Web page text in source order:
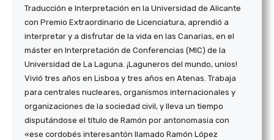
Traducción e Interpretación en la Universidad de Alicante
con Premio Extraordinario de Licenciatura, aprendió a
interpretar y a disfrutar de la vida en las Canarias, en el
máster en Interpretación de Conferencias (MIC) de la
Universidad de La Laguna. ¡Laguneros del mundo, uníos!
Vivió tres años en Lisboa y tres años en Atenas. Trabaja
para centrales nucleares, organismos internacionales y
organizaciones de la sociedad civil, y lleva un tiempo
disputándose el título de Ramón por antonomasia con
«ese cordobés interesantón llamado Ramón López